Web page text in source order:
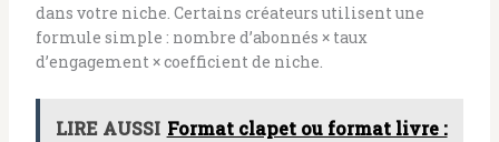
dans votre niche. Certains créateurs utilisent une
formule simple : nombre d’abonnés × taux
d’engagement × coefficient de niche.
LIRE AUSSI Format clapet ou format livre :